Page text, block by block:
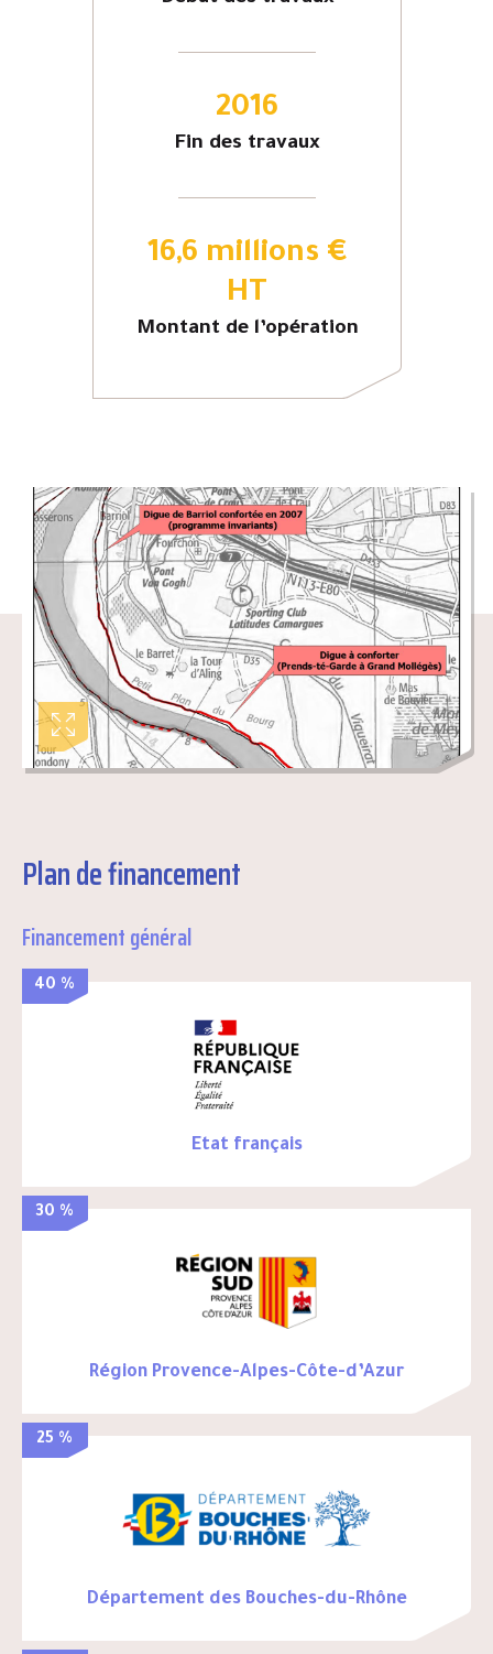
2016
Fin des travaux
16,6 millions €
HT
Montant de l’opération
Plan de financement
Financement général
40 %
Etat français
30 %
Région Provence-Alpes-Côte-d’Azur
25 %
Département des Bouches-du-Rhône